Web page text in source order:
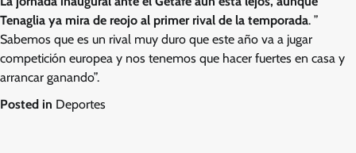
Tenaglia ya mira de reojo al primer rival de la temporada. ”
Sabemos que es un rival muy duro que este año va a jugar
competición europea y nos tenemos que hacer fuertes en casa y
arrancar ganando”.
Posted in Deportes